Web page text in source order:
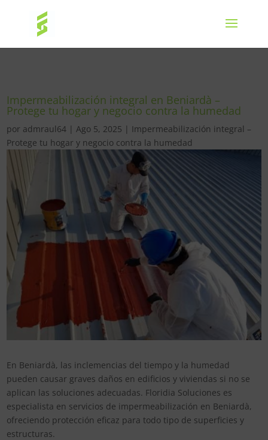
Impermeabilización integral en Beniardà –
Protege tu hogar y negocio contra la humedad
por admraul64 |Ago 5, 2025 | Impermeabilización integral –
Protege tu hogar y negocio contra la humedad
En Beniardà, las inclemencias del tiempo y la humedad
pueden causar graves daños en edificios y viviendas si no se
aplican las soluciones adecuadas. Floridia Soluciones es
especialista en servicios de impermeabilización en Beniardà,
ofreciendo protección eficaz para todo tipo de superficies y
estructuras.